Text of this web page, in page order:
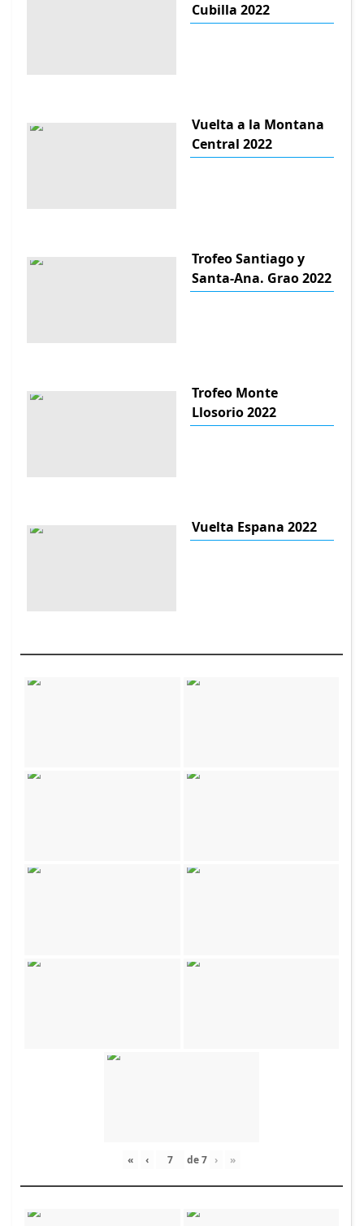
Cubilla 2022
Vuelta a la Montana
Central 2022
Trofeo Santiago y
Santa-Ana. Grao 2022
Trofeo Monte
Llosorio 2022
Vuelta Espana 2022
« ‹ de7 › »